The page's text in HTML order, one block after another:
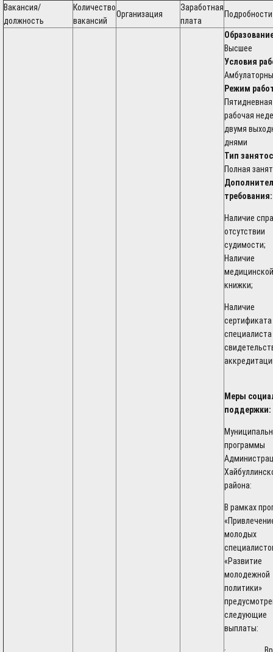
Вакансия/
должность
Количество
вакансий
Организация
Заработная
плата
Подробности
Высшее
Условия
Режим
Пятидневная
рабочая
двумя
днями
Тип
Полная
требования:
Наличие
отсутствии
судимости;
Наличие
медицинской
книжки;
Наличие
сертификата
Меры
поддержки:
программы
района:
В рамках
молодых
«Развитие
молодежной
политики»
следующие
выплаты: